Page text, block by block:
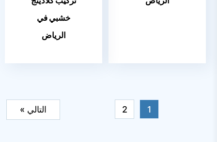
خشبي في
الرياض
1
2 التالي »